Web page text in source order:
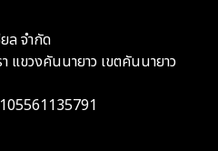
ล จำกัด
ขวงคันนายาว เขตคันนายาว